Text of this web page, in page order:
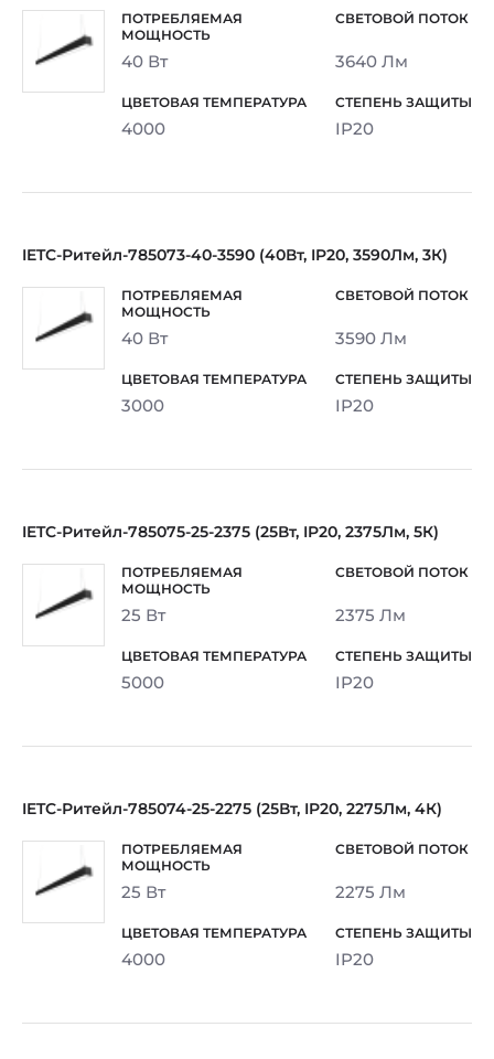
40 Вт 3640 Лм
4000 IP20
IETC-Ритейл-785073-40-3590 (40Вт, IP20, 3590Лм, 3К)
40 Вт 3590 Лм
3000 IP20
IETC-Ритейл-785075-25-2375 (25Вт, IP20, 2375Лм, 5К)
25 Вт 2375 Лм
5000 IP20
IETC-Ритейл-785074-25-2275 (25Вт, IP20, 2275Лм, 4К)
25 Вт 2275 Лм
4000 IP20